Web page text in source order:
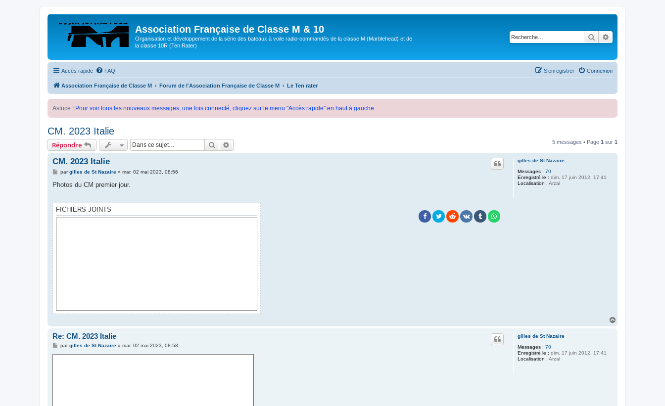
Association Française de Classe M & 10
Organisation et développement de la série des bateaux à voile radio-commandés de la classe M (Marblehead) et de
la classe 10R (Ten Rater)
Rechercher
Accès rapide FAQ Connexion
S’enregistrer
Association Française de Classe M Forum de l'Association Française de Classe M Le Ten rater
Astuce ! Pour voir tous les nouveaux messages, une fois connecté, cliquez sur le menu "Accès rapide" en haut à gauche
CM. 2023 Italie
Répondre Rechercher 5 messages • Page 1 sur 1
gilles de St Nazaire
Messages : 70
Enregistré le : dim. 17 juin 2012, 17:41
Localisation : Arzal
CM. 2023 Italie
M
s
e
pargilles de St Nazaire» mar. 02 mai 2023, 08:56
Photos du CM premier jour.
FICHIERS JOINTS
gilles de St Nazaire
Messages : 70
Enregistré le : dim. 17 juin 2012, 17:41
Localisation : Arzal
Re: CM. 2023 Italie
Mpargilles de St Nazaire» mar. 02 mai 2023, 08:58